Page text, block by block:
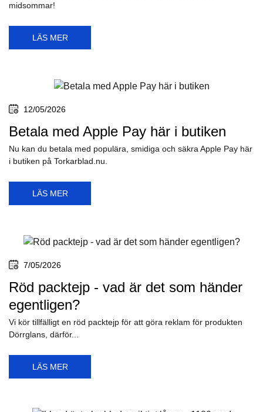
midsommar!
LÄS MER
12/05/2026
Betala med Apple Pay här i butiken
Nu kan du betala med populära, smidiga och säkra Apple Pay här
i butiken på Torkarblad.nu.
LÄS MER